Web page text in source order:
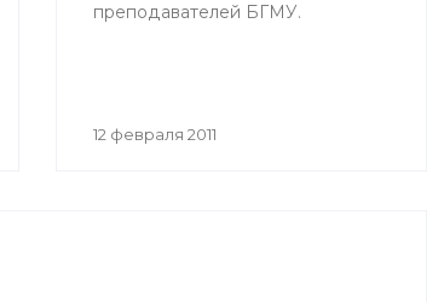
преподавателей БГМУ.
12 февраля 2011